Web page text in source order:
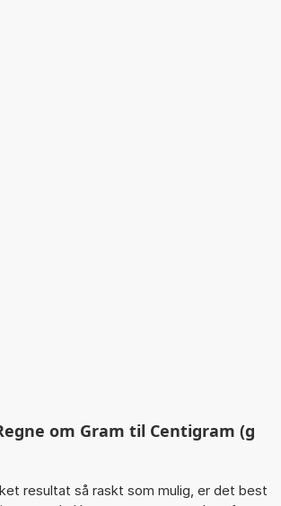
om Gram til Centigram (g
resultat så raskt som mulig, er det best